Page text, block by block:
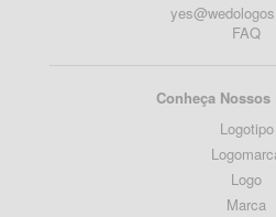
FAQ
Conheça
Logotipo
Logo
Marca